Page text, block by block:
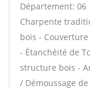
Département: 06
Charpente
bois -
- Étanchéité de
structure bois -
/ Démoussage